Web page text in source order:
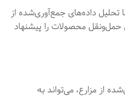
داده‌های جمع‌آوری‌شده از
حمل‌ونقل محصولات را پیشنهاد
از مزارع، می‌تواند به